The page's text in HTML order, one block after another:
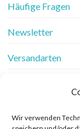
Wir verwenden
Häufige Fragen
Newsletter
Versandarten